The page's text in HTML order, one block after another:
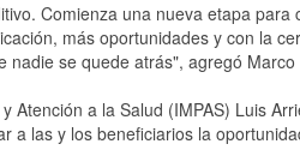
Comienza una nueva etapa para
más oportunidades y con la
se quede atrás", agregó Marco
Atención a la Salud (IMPAS) Luis
a las y los beneficiarios la